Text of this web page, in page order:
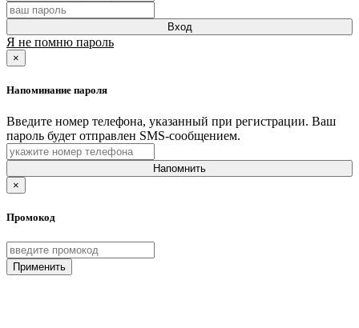
Вход
Я не помню пароль
×
Напоминание пароля
Введите номер телефона, указанный при регистрации. Ваш
пароль будет отправлен SMS-сообщением.
Напомнить
×
Промокод
Применить